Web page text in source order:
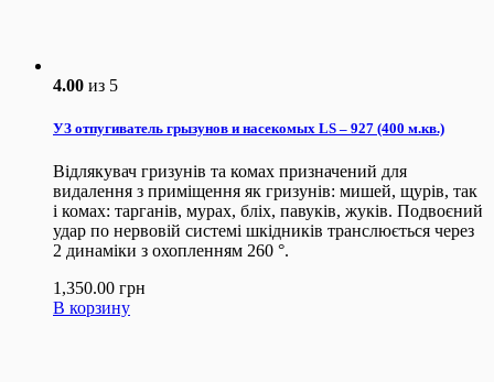
4.00 из 5
УЗ отпугиватель грызунов и насекомых LS – 927 (400 м.кв.)
Відлякувач гризунів та комах призначений для
видалення з приміщення як гризунів: мишей, щурів, так
і комах: тарганів, мурах, бліх, павуків, жуків. Подвоєний
удар по нервовій системі шкідників транслюється через
2 динаміки з охопленням 260 °.
1,350.00 грн
В корзину